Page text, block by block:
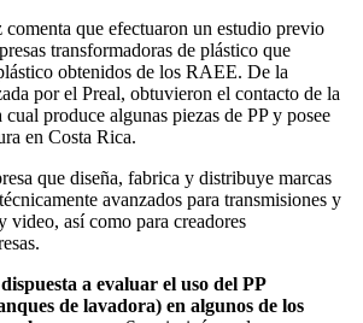
que efectuaron un estudio previo
transformadoras de plástico que
obtenidos de los RAEE. De la
por el Preal, obtuvieron el contacto de la
produce algunas piezas de PP y posee
en Costa Rica.
que diseña, fabrica y distribuye marcas
avanzados para transmisiones y
video, así como para creadores
a evaluar el uso del PP
de lavadora) en algunos de los